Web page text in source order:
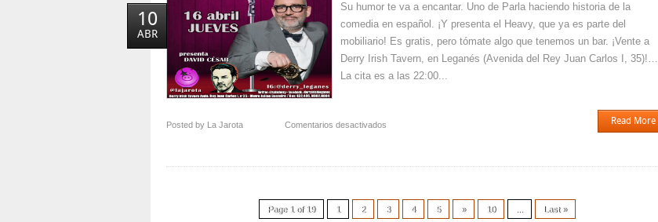
10
ABR
Su humor te va a encantar. Uno de Parla haciendo historia de la
comedia en español. ¡Y presenta el Heavy, que ya es parte del
mobiliario! Es gratis, pero tómate algo que tenemos un bar. ¡Vente a
Derry Irish Tavern, en Leganés (Avenida del Rey Juan Carlos I, 35)!…
La cita es a las 22:00...
Posted by La Jarota Comentarios desactivados
en
Read More
Page 1 of 19 1 2 3 4 5 » 10 Last »